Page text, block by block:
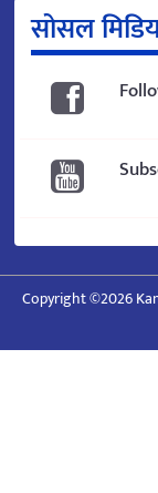
सोसल
Copyright ©2026